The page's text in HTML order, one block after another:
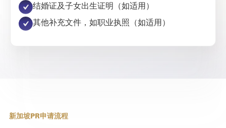
结婚证及子女出生证明（如适用）
其他补充文件，如职业执照（如适用）
新加坡PR申请流程